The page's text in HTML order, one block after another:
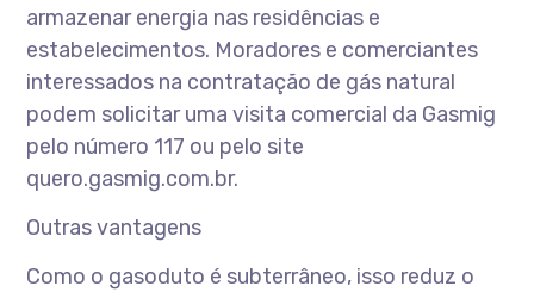
armazenar energia nas residências e
estabelecimentos. Moradores e comerciantes
interessados na contratação de gás natural
podem solicitar uma visita comercial da Gasmig
pelo número 117 ou pelo site
quero.gasmig.com.br.
Outras vantagens
Como o gasoduto é subterrâneo, isso reduz o